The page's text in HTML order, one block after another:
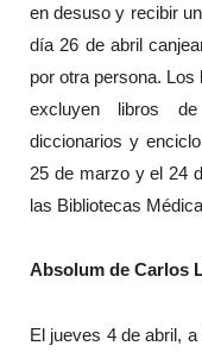
en desuso y recibir
día 26 de abril
por otra persona.
excluyen libros
diccionarios y
25 de marzo y el 24
las Bibliotecas
Absolum de Carlos
El jueves 4 de abril,